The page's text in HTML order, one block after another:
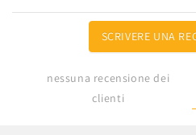
SCRIVERE UNA
nessuna recensione dei
clienti